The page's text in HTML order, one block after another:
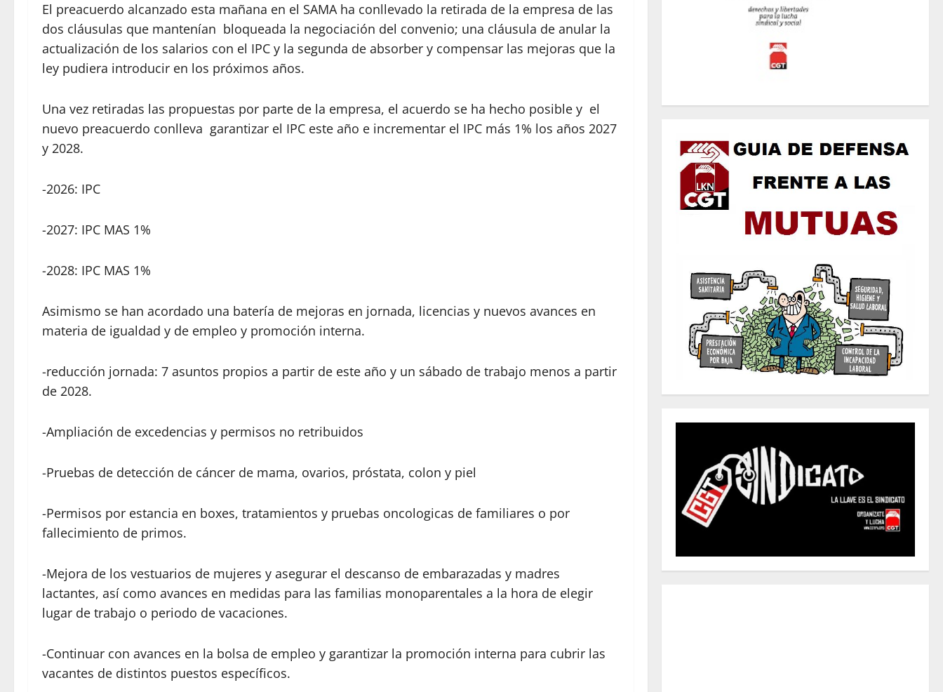
El preacuerdo alcanzado esta mañana en el SAMA ha conllevado la retirada de la empresa de las
dos cláusulas que mantenían bloqueada la negociación del convenio; una cláusula de anular la
actualización de los salarios con el IPC y la segunda de absorber y compensar las mejoras que la
ley pudiera introducir en los próximos años.
Una vez retiradas las propuestas por parte de la empresa, el acuerdo se ha hecho posible y el
nuevo preacuerdo conlleva garantizar el IPC este año e incrementar el IPC más 1% los años 2027
y 2028.
-2026: IPC
-2027: IPC MAS 1%
-2028: IPC MAS 1%
Asimismo se han acordado una batería de mejoras en jornada, licencias y nuevos avances en
materia de igualdad y de empleo y promoción interna.
-reducción jornada: 7 asuntos propios a partir de este año y un sábado de trabajo menos a partir
de 2028.
-Ampliación de excedencias y permisos no retribuidos
-Pruebas de detección de cáncer de mama, ovarios, próstata, colon y piel
-Permisos por estancia en boxes, tratamientos y pruebas oncologicas de familiares o por
fallecimiento de primos.
-Mejora de los vestuarios de mujeres y asegurar el descanso de embarazadas y madres
lactantes, así como avances en medidas para las familias monoparentales a la hora de elegir
lugar de trabajo o periodo de vacaciones.
-Continuar con avances en la bolsa de empleo y garantizar la promoción interna para cubrir las
vacantes de distintos puestos específicos.